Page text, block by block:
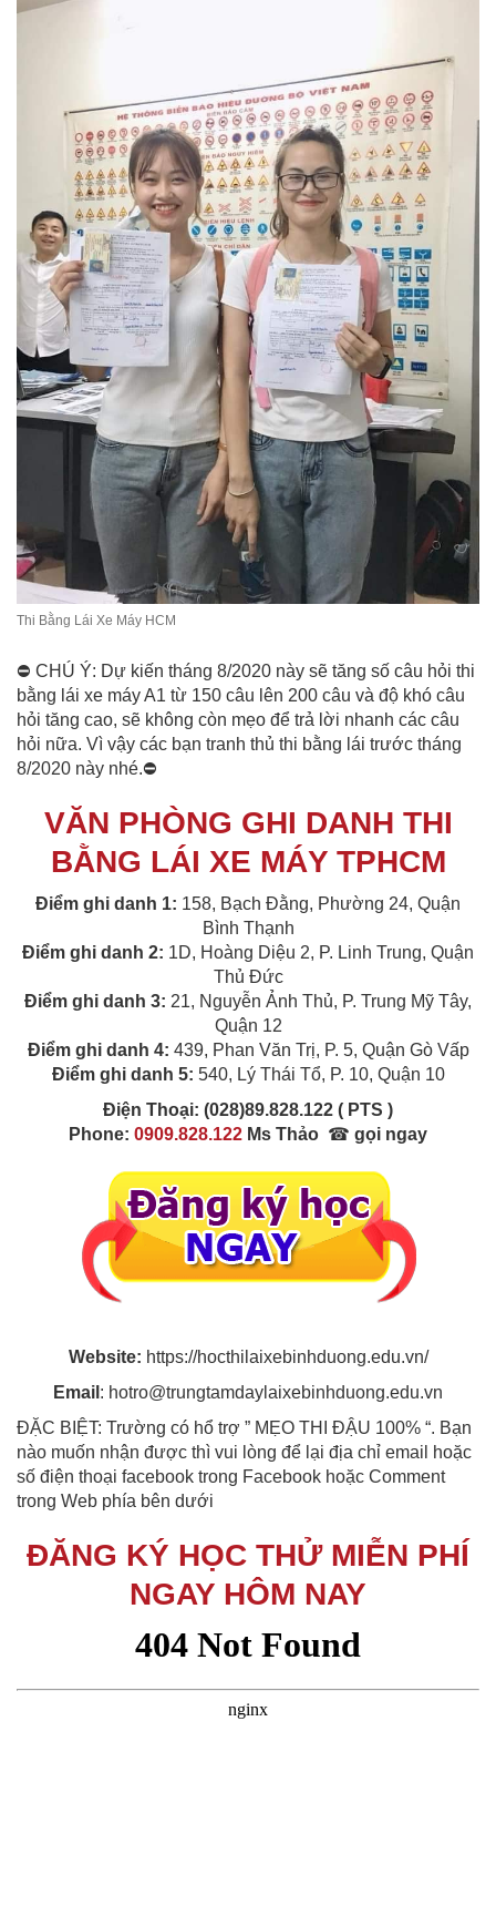
Thi Bằng Lái Xe Máy HCM
⛔ CHÚ Ý: Dự kiến tháng 8/2020 này sẽ tăng số câu hỏi thi
bằng lái xe máy A1 từ 150 câu lên 200 câu và độ khó câu
hỏi tăng cao, sẽ không còn mẹo để trả lời nhanh các câu
hỏi nữa. Vì vậy các bạn tranh thủ thi bằng lái trước tháng
8/2020 này nhé.⛔
VĂN PHÒNG GHI DANH THI
BẰNG LÁI XE MÁY TPHCM
Điểm ghi danh 1: 158, Bạch Đằng, Phường 24, Quận
Bình Thạnh
Điểm ghi danh 2: 1D, Hoàng Diệu 2, P. Linh Trung, Quận
Thủ Đức
Điểm ghi danh 3: 21, Nguyễn Ảnh Thủ, P. Trung Mỹ Tây,
Quận 12
Điểm ghi danh 4: 439, Phan Văn Trị, P. 5, Quận Gò Vấp
Điểm ghi danh 5: 540, Lý Thái Tổ, P. 10, Quận 10
Điện Thoại: (028)89.828.122 ( PTS )
Phone: 0909.828.122 Ms Thảo ☎ gọi ngay
Website: https://hocthilaixebinhduong.edu.vn/
Email : hotro@trungtamdaylaixebinhduong.edu.vn
ĐẶC BIỆT: Trường có hổ trợ ” MẸO THI ĐẬU 100% “. Bạn
nào muốn nhận được thì vui lòng để lại địa chỉ email hoặc
số điện thoại facebook trong Facebook hoặc Comment
trong Web phía bên dưới
ĐĂNG KÝ HỌC THỬ MIỄN PHÍ
NGAY HÔM NAY